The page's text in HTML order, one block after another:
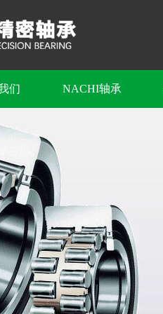
们 NACHI轴承